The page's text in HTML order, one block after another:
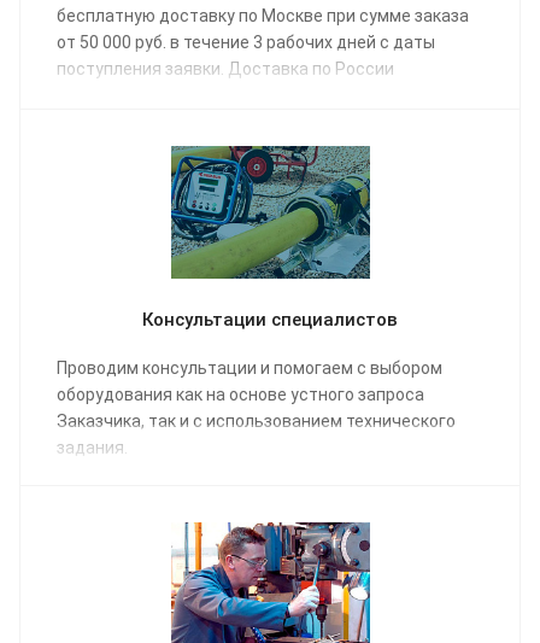
бесплатную доставку по Москве при сумме заказа
от 50 000 руб. в течение 3 рабочих дней с даты
поступления заявки. Доставка по России
Консультации специалистов
Проводим консультации и помогаем с выбором
оборудования как на основе устного запроса
Заказчика, так и с использованием технического
задания.